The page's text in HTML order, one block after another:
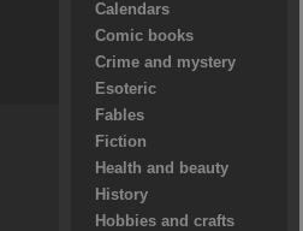
Calendars
Comic books
Crime and mystery
Esoteric
Fables
Fiction
Health and beauty
History
Hobbies and crafts